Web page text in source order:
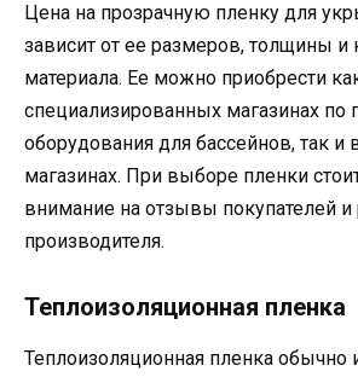
Цена на прозрачную пленку для
зависит от ее размеров, толщины и
материала. Ее можно приобрести
специализированных магазинах по
оборудования для бассейнов, так и
магазинах. При выборе пленки
внимание на отзывы покупателей
производителя.
Теплоизоляционная пленка
Теплоизоляционная пленка обычно